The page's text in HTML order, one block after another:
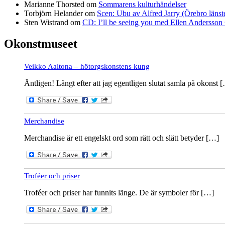
Marianne Thorsted om Sommarens kulturhändelser
Torbjörn Helanderom Scen: Ubu av Alfred Jarry (Örebro
Sten Wistrand om CD: I’ll be seeing you med Ellen Andersson
Okonstmuseet
Veikko Aaltona – hötorgskonstens kung
Äntligen! Långt efter att jag egentligen slutat samla på okonst
Merchandise
Merchandise är ett engelskt ord som rätt och slätt betyder […]
Troféer och priser
Troféer och priser har funnits länge. De är symboler för […]